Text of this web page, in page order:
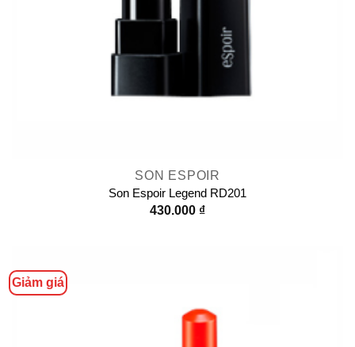
SON ESPOIR
Son Espoir Legend RD201
430.000 ₫
Giảm giá